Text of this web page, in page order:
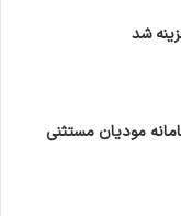
شد
مودیان مستثنی